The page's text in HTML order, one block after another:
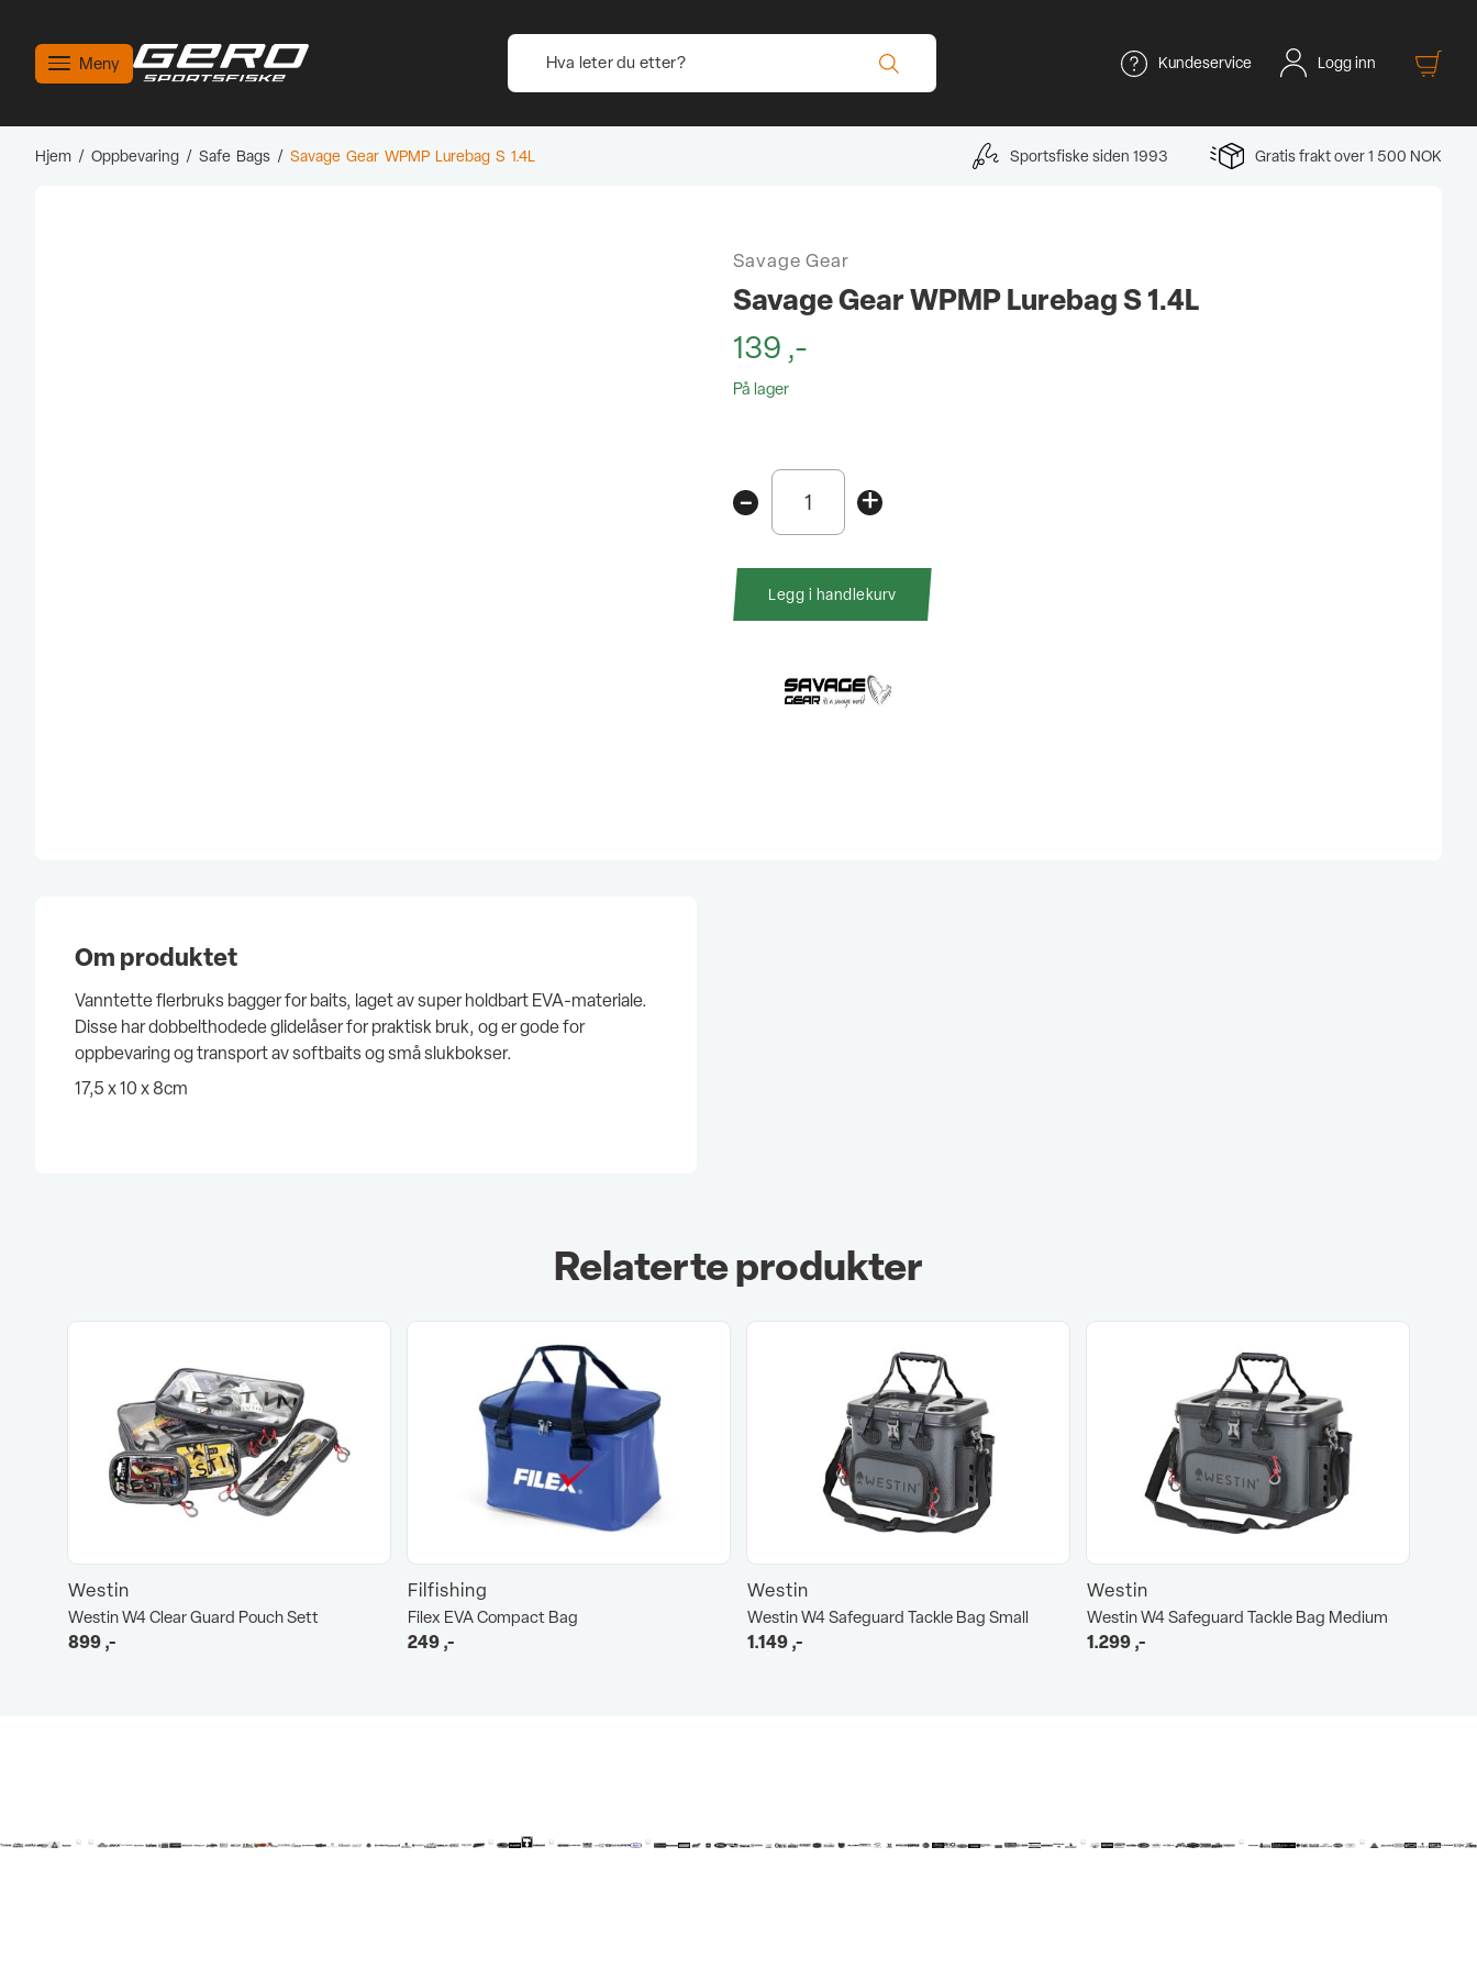
Meny Kundeservice Logg inn
Hjem / Oppbevaring / Safe Bags / Savage Gear WPMP Lurebag S 1.4L Sportsfiske siden 1993 Gratis frakt over 1 500 NOK
Savage Gear
Savage Gear WPMP Lurebag S 1.4L
139 ,-
På lager
+
Savage
WPMP
S
-
Legg i handlekurv
Om produktet
Vanntette flerbruks bagger for baits, laget av super holdbart EVA-materiale.
Disse har dobbelthodede glidelåser for praktisk bruk, og er gode for
oppbevaring og transport av softbaits og små slukbokser.
17,5 x 10 x 8cm
Relaterte produkter
Westin
Westin W4 Clear Guard Pouch Sett
899,-
Filfishing
Filex EVA Compact Bag
249,-
Westin
Westin W4 Safeguard Tackle Bag Small
1.149,-
Westin
Westin W4 Safeguard Tackle Bag Medium
1.299,-